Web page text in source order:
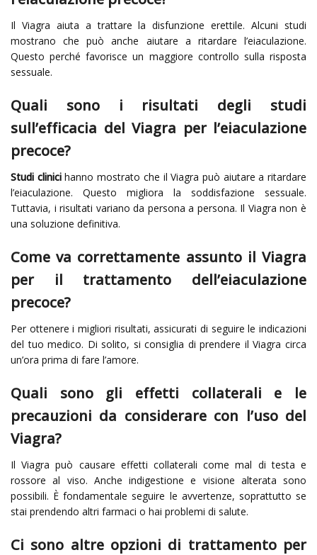
Il Viagra aiuta a trattare la disfunzione erettile. Alcuni studi
mostrano che può anche aiutare a ritardare l’eiaculazione.
Questo perché favorisce un maggiore controllo sulla risposta
sessuale.
Quali sono i risultati degli studi
sull’efficacia del Viagra per l’eiaculazione
precoce?
Studi clinicihanno mostrato che il Viagra può aiutare a ritardare
l’eiaculazione. Questo migliora la soddisfazione sessuale.
Tuttavia, i risultati variano da persona a persona. Il Viagra non è
una soluzione definitiva.
Come va correttamente assunto il Viagra
per il trattamento dell’eiaculazione
precoce?
Per ottenere i migliori risultati, assicurati di seguire le indicazioni
del tuo medico. Di solito, si consiglia di prendere il Viagra circa
un’ora prima di fare l’amore.
Quali sono gli effetti collaterali e le
precauzioni da considerare con l’uso del
Viagra?
Il Viagra può causare effetti collaterali come mal di testa e
rossore al viso. Anche indigestione e visione alterata sono
possibili. È fondamentale seguire le avvertenze, soprattutto se
stai prendendo altri farmaci o hai problemi di salute.
Ci sono altre opzioni di trattamento per